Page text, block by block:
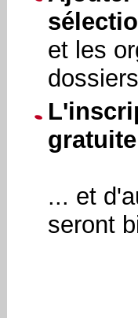
et les
... et
seront